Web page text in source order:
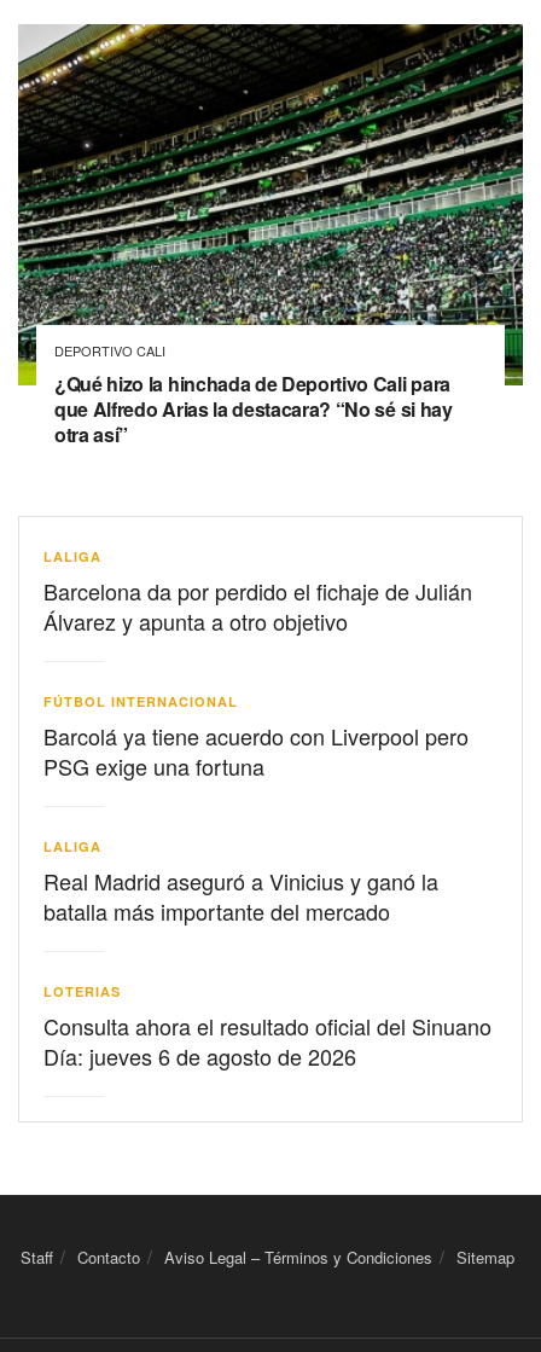
DEPORTIVO CALI
¿Qué hizo la hinchada de Deportivo Cali para
que Alfredo Arias la destacara? “No sé si hay
otra así”
LALIGA
Barcelona da por perdido el fichaje de Julián
Álvarez y apunta a otro objetivo
FÚTBOL INTERNACIONAL
Barcolá ya tiene acuerdo con Liverpool pero
PSG exige una fortuna
LALIGA
Real Madrid aseguró a Vinicius y ganó la
batalla más importante del mercado
LOTERIAS
Consulta ahora el resultado oficial del Sinuano
Día: jueves 6 de agosto de 2026
Staff Contacto Aviso Legal – Términos y Condiciones Sitemap